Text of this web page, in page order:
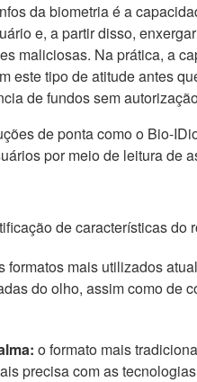
da biometria é a
e, a partir disso,
maliciosas. Na prática, a
este tipo de atitude antes
de fundos sem
de ponta como o Bio-
por meio de leitura de
de características do
formatos mais utilizados
do olho, assim como de
o formato mais
precisa com as